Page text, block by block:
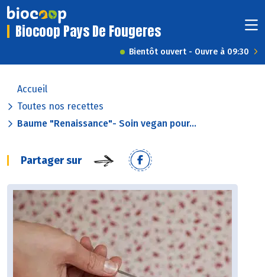
Biocoop Pays De Fougeres
Bientôt ouvert - Ouvre à 09:30
Accueil
Toutes nos recettes
Baume "Renaissance"- Soin vegan pour...
Partager sur